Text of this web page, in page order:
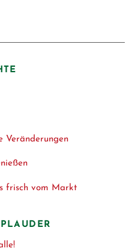
Veränderungen
frisch vom Markt